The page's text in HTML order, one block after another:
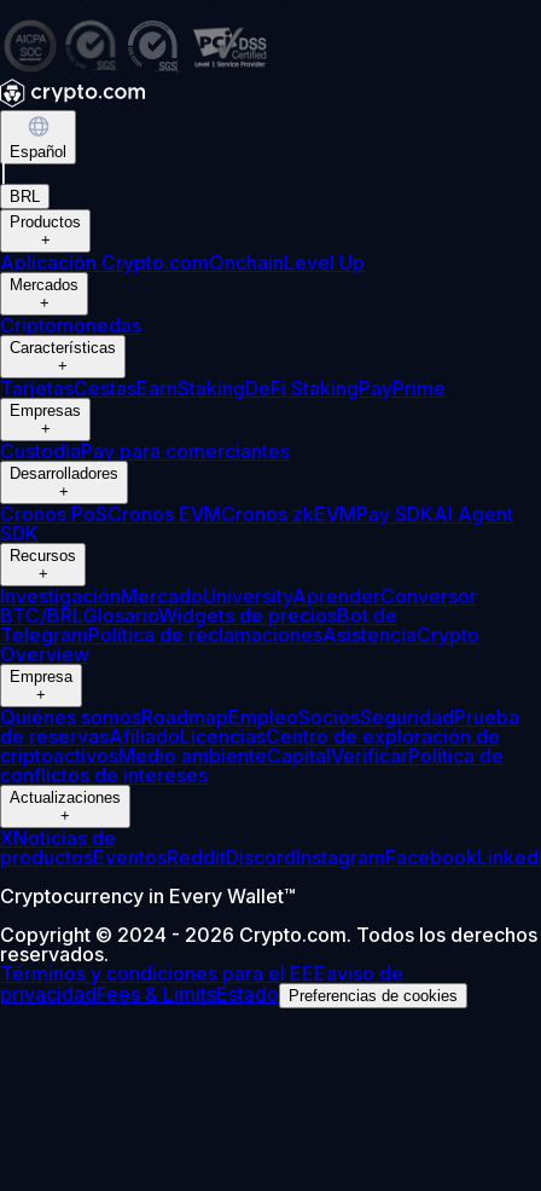
Español
BRL
Productos
+
Aplicación Crypto.comOnchainLevel Up
Mercados
+
Criptomonedas
Características
+
TarjetasCestasEarnStakingDeFi StakingPayPrime
Empresas
+
CustodiaPay para comerciantes
Desarrolladores
+
Cronos PoSCronos EVMCronos zkEVMPay SDKAI Agent
SDK
Recursos
+
InvestigaciónMercadoUniversityAprenderConversor
BTC/BRLGlosarioWidgets de preciosBot de
TelegramPolítica de reclamacionesAsistenciaCrypto
Overview
Empresa
+
Quiénes somosRoadmapEmpleoSociosSeguridadPrueba
de reservasAfiliadoLicenciasCentro de exploración de
criptoactivosMedio ambienteCapitalVerificarPolítica de
conflictos de intereses
Actualizaciones
+
XNoticias de
productosEventosRedditDiscordInstagramFacebook
Cryptocurrency in Every Wallet™
Copyright © 2024 - 2026 Crypto.com. Todos los derechos
reservados.
Términos y condiciones para el EEEaviso de
privacidadFees & LimitsEstado Preferencias de cookies